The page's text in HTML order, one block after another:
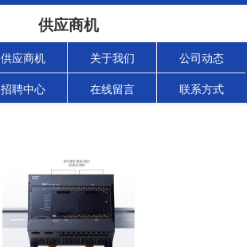
供应商机
供应商机 关于我们 公司动态
招聘中心 在线留言 联系方式